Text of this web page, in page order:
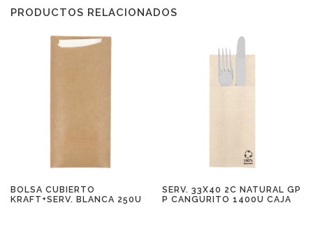
PRODUCTOS RELACIONADOS
BOLSA CUBIERTO
KRAFT+SERV. BLANCA 250U
SERV. 33X40 2C NATURAL GP
P CANGURITO 1400U CAJA